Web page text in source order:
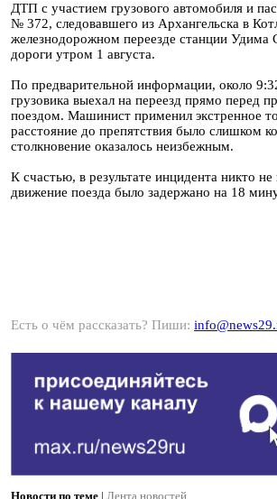
ДТП с участием грузового автомобиля и
№ 372, следовавшего из Архангельска в
железнодорожном переезде станции Удима
дороги утром 1 августа.
По предварительной информации, около
грузовика выехал на переезд прямо перед
поездом. Машинист применил экстренное
расстояние до препятствия было слишком
столкновение оказалось неизбежным.
К счастью, в результате инцидента никто
движение поезда было задержано на 18
Есть о чём рассказать? Пиши:
Новости по теме | Лента новостей